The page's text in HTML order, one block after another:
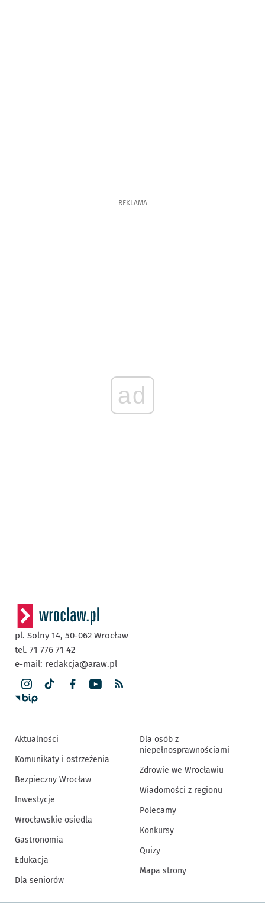
REKLAMA
ad
pl. Solny 14, 50-062 Wrocław
tel. 71 776 71 42
e-mail: redakcja@araw.pl
Aktualności
Komunikaty i ostrzeżenia
Bezpieczny Wrocław
Inwestycje
Wrocławskie osiedla
Gastronomia
Edukacja
Dla seniorów
Dla osób z
niepełnosprawnościami
Zdrowie we Wrocławiu
Wiadomości z regionu
Polecamy
Konkursy
Quizy
Mapa strony